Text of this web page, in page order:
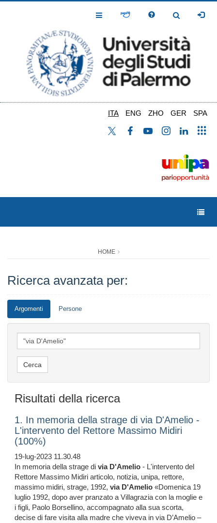
Toggle
Toggle
ITA ENG ZHO GER SPA
HOME
Ricerca avanzata per:
Argomenti Persone
Risultati della ricerca
1. In memoria della strage di via D'Amelio -
L'intervento del Rettore Massimo Midiri
(100%)
19-lug-2023 11.30.48
In memoria della strage di via D'Amelio - L'intervento del
Rettore Massimo Midiri articolo, notizia, unipa, rettore,
massimo midiri, strage, 1992, via D'Amelio «Domenica 19
luglio 1992, dopo aver pranzato a Villagrazia con la moglie e
i figli, Paolo Borsellino, accompagnato alla sua scorta,
decise di fare visita alla madre che viveva in via D’Amelio –